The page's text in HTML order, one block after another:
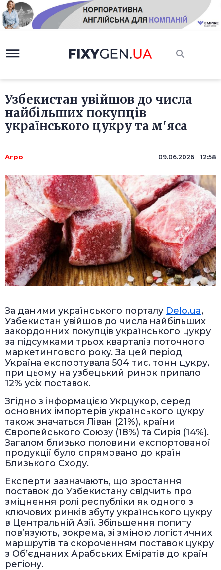
Узбекистан увійшов до числа
найбільших покупців
українського цукру та м'яса
Агро 09.06.2026 12:58
За даними українського порталу Delo.ua,
Узбекистан увійшов до числа найбільших
закордонних покупців українського цукру
за підсумками трьох кварталів поточного
маркетингового року. За цей період
Україна експортувала 504 тис. тонн цукру,
при цьому на узбецький ринок припало
12% усіх поставок.
Згідно з інформацією Укрцукор, серед
основних імпортерів українського цукру
також значаться Ліван (21%), країни
Європейського Союзу (18%) та Сирія (14%).
Загалом близько половини експортованої
продукції було спрямовано до країн
Близького Сходу.
Експерти зазначають, що зростання
поставок до Узбекистану свідчить про
зміцнення ролі республіки як одного з
ключових ринків збуту українського цукру
в Центральній Азії. Збільшення попиту
пов’язують, зокрема, зі зміною логістичних
маршрутів та скороченням поставок цукру
з Об’єднаних Арабських Еміратів до країн
регіону.